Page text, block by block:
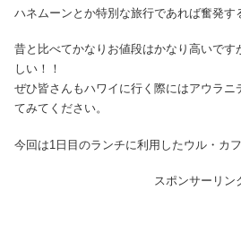
ハネムーンとか特別な旅行であれば奮発す
昔と比べてかなりお値段はかなり高いです
しい！！
ぜひ皆さんもハワイに行く際にはアウラニ
てみてください。
今回は1日目のランチに利用したウル・カ
スポンサーリン